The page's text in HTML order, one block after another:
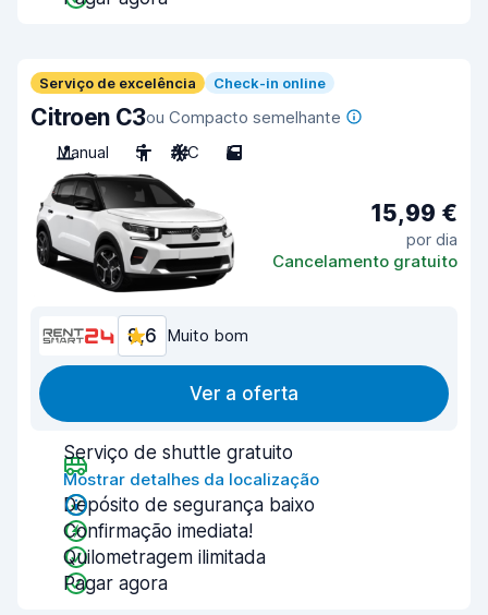
Serviço de excelência Check-in online
Citroen C3ou Compacto semelhante
Manual
5 A/C 5
15,99 €
por dia
Cancelamento gratuito
8,6 Muito bom
Ver a oferta
Serviço de shuttle gratuito
Mostrar detalhes da localização
Depósito de segurança baixo
Confirmação imediata!
Quilometragem ilimitada
Pagar agora